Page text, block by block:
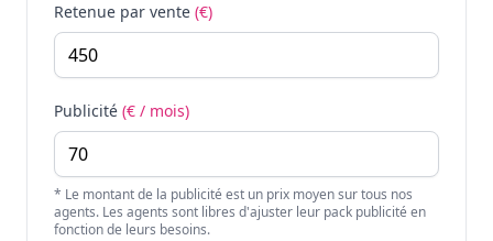
Retenue par vente (€)
Publicité (€ / mois)
* Le montant de la publicité est un prix moyen sur tous nos
agents. Les agents sont libres d'ajuster leur pack publicité en
fonction de leurs besoins.